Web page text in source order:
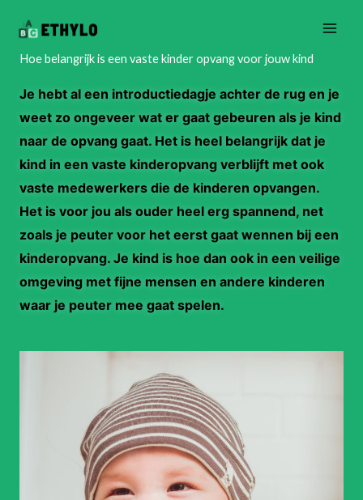
contentHoe belangrijk is een vaste kinder opvang voor jouw kind
Je hebt al een introductiedagje achter de rug en je
weet zo ongeveer wat er gaat gebeuren als je kind
naar de opvang gaat. Het is heel belangrijk dat je
kind in een vaste kinderopvang verblijft met ook
vaste medewerkers die de kinderen opvangen.
Het is voor jou als ouder heel erg spannend, net
zoals je peuter voor het eerst gaat wennen bij een
kinderopvang. Je kind is hoe dan ook in een veilige
omgeving met fijne mensen en andere kinderen
waar je peuter mee gaat spelen.